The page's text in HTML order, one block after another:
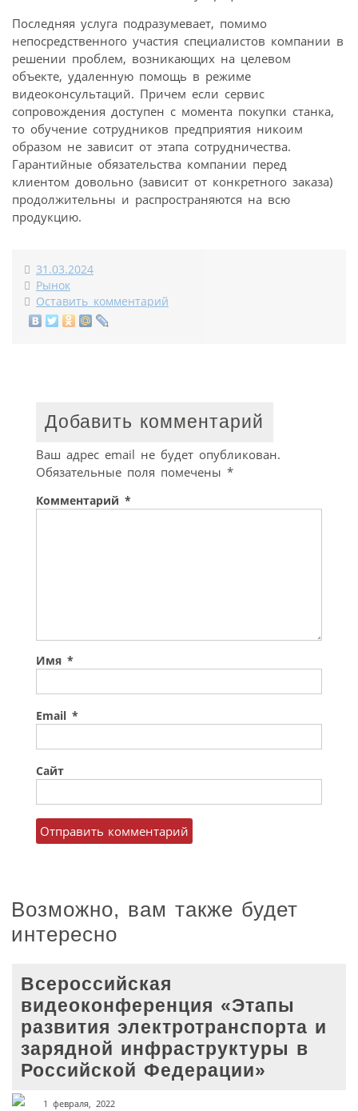
Последняя услуга подразумевает, помимо
непосредственного участия специалистов компании в
решении проблем, возникающих на целевом
объекте, удаленную помощь в режиме
видеоконсультаций. Причем если сервис
сопровождения доступен с момента покупки станка,
то обучение сотрудников предприятия никоим
образом не зависит от этапа сотрудничества.
Гарантийные обязательства компании перед
клиентом довольно (зависит от конкретного заказа)
продолжительны и распространяются на всю
продукцию.
31.03.2024
Рынок
Оставить комментарий
Добавить комментарий
Ваш адрес email не будет опубликован.
Обязательные поля помечены *
Комментарий *
Имя *
Email *
Сайт
Возможно, вам также будет
интересно
Всероссийская
видеоконференция «Этапы
развития электротранспорта и
зарядной инфраструктуры в
Российской Федерации»
1 февраля, 2022